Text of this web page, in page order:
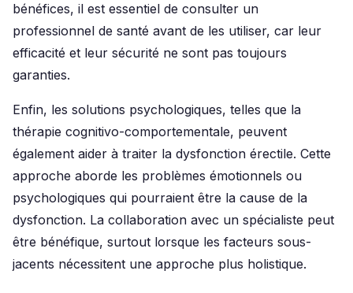
bénéfices, il est essentiel de consulter un
professionnel de santé avant de les utiliser, car leur
efficacité et leur sécurité ne sont pas toujours
garanties.
Enfin, les solutions psychologiques, telles que la
thérapie cognitivo-comportementale, peuvent
également aider à traiter la dysfonction érectile. Cette
approche aborde les problèmes émotionnels ou
psychologiques qui pourraient être la cause de la
dysfonction. La collaboration avec un spécialiste peut
être bénéfique, surtout lorsque les facteurs sous-
jacents nécessitent une approche plus holistique.